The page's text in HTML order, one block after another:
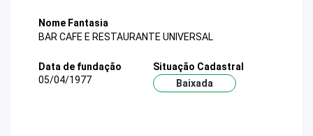
Nome Fantasia
BAR CAFE E RESTAURANTE UNIVERSAL
Data de fundação
05/04/1977
Situação Cadastral
Baixada